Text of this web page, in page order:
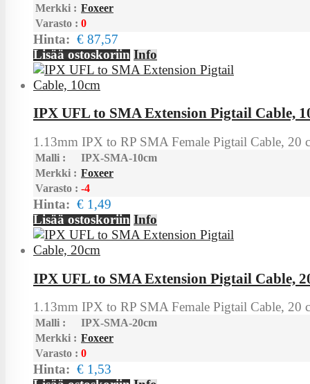
Merkki : Foxeer
Varasto : 0
Hinta: € 87,57
Lisää ostoskoriin Info
IPX UFL to SMA Extension Pigtail Cable,
1.13mm IPX to RP SMA Female Pigtail Cable, 20
Malli :
IPX-SMA-10cm
Merkki : Foxeer
Varasto : -4
Hinta: € 1,49
Lisää ostoskoriin Info
IPX UFL to SMA Extension Pigtail Cable,
1.13mm IPX to RP SMA Female Pigtail Cable, 20
Malli :
IPX-SMA-20cm
Merkki : Foxeer
Varasto : 0
Hinta: € 1,53